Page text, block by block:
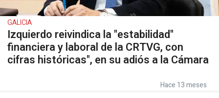
GALICIA
Izquierdo reivindica la "estabilidad"
financiera y laboral de la CRTVG, con
cifras históricas", en su adiós a la Cámara
Hace 13 meses